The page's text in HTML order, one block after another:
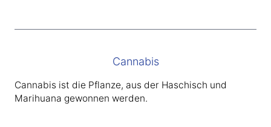
Cannabis
Cannabis ist die Pflanze, aus der Haschisch und
Marihuana gewonnen werden.